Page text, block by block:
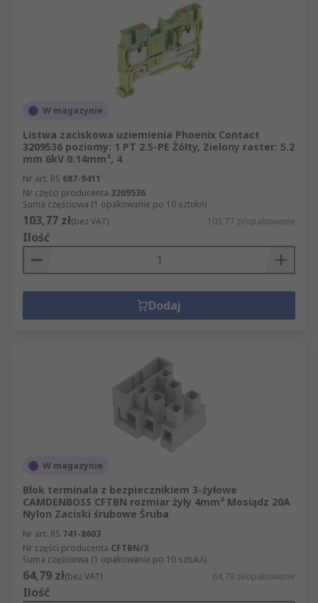
W magazynie
Listwa zaciskowa uziemienia Phoenix Contact
3209536 poziomy: 1 PT 2.5-PE Żółty, Zielony raster: 5.2
mm 6kV 0.14mm², 4
Nr art. RS 687-9411
Nr części producenta 3209536
Suma częściowa (1 opakowanie po 10 sztuk/i)
103,77 zł(bez VAT) 103,77 zł/opakowanie
Ilość
Dodaj
W magazynie
Blok terminala z bezpiecznikiem 3-żyłowe
CAMDENBOSS CFTBN rozmiar żyły 4mm² Mosiądz 20A
Nylon Zaciski śrubowe Śruba
Nr art. RS 741-8603
Nr części producenta CFTBN/3
Suma częściowa (1 opakowanie po 10 sztuk/i)
64,79 zł(bez VAT) 64,79 zł/opakowanie
Ilość